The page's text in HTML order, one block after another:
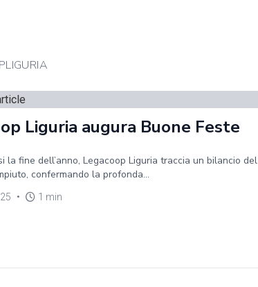
Liguria augura Buone Feste
la fine dell’anno, Legacoop Liguria traccia un bilancio del
confermando la profonda...
• 1 min